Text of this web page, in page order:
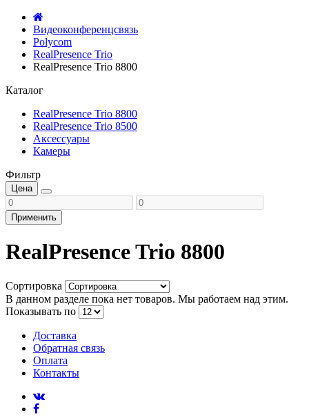
Видеоконференцсвязь
Polycom
RealPresence Trio
RealPresence Trio 8800
Каталог
RealPresence Trio 8800
RealPresence Trio 8500
Аксессуары
Камеры
Фильтр
Цена
Применить
RealPresence Trio 8800
Сортировка
В данном разделе пока нет товаров. Мы работаем над этим.
Показывать по
Доставка
Обратная связь
Оплата
Контакты